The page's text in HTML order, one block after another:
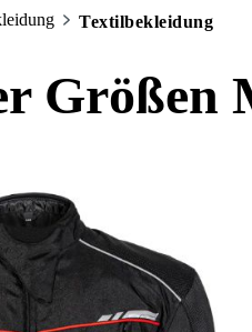
Textilbekleidung
Größen